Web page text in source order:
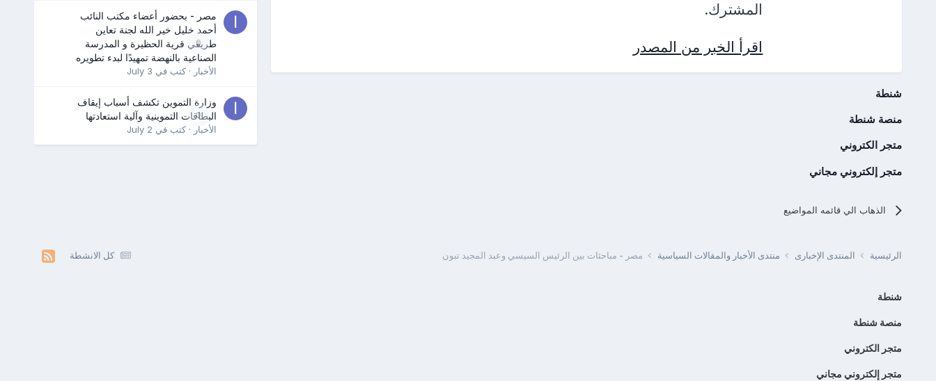
المشترك.
اقرأ الخبر من المصدر
شنطة
منصة شنطة
متجر الكتروني
متجر إلكتروني مجاني
الذهاب الي قائمه المواضيع
0
مصر - بحضور أعضاء مكتب النائب
أحمد خليل خير الله لجنة تعاين
طريقي قرية الحظيرة و المدرسة
الصناعية بالنهضة تمهيدًا لبدء تطويره
الأخبار · كتب في July 3
0
وزارة التموين تكشف أسباب إيقاف
البطاقات التموينية وآلية استعادتها
الأخبار · كتب في July 2
كل الانشطة الرئيسية المنتدى الإخبارى منتدى الأخبار والمقالات السياسية مصر - مباحثات بين الرئيس السيسي وعبد المجيد تبون
شنطة
منصة شنطة
متجر الكتروني
متجر إلكتروني مجاني